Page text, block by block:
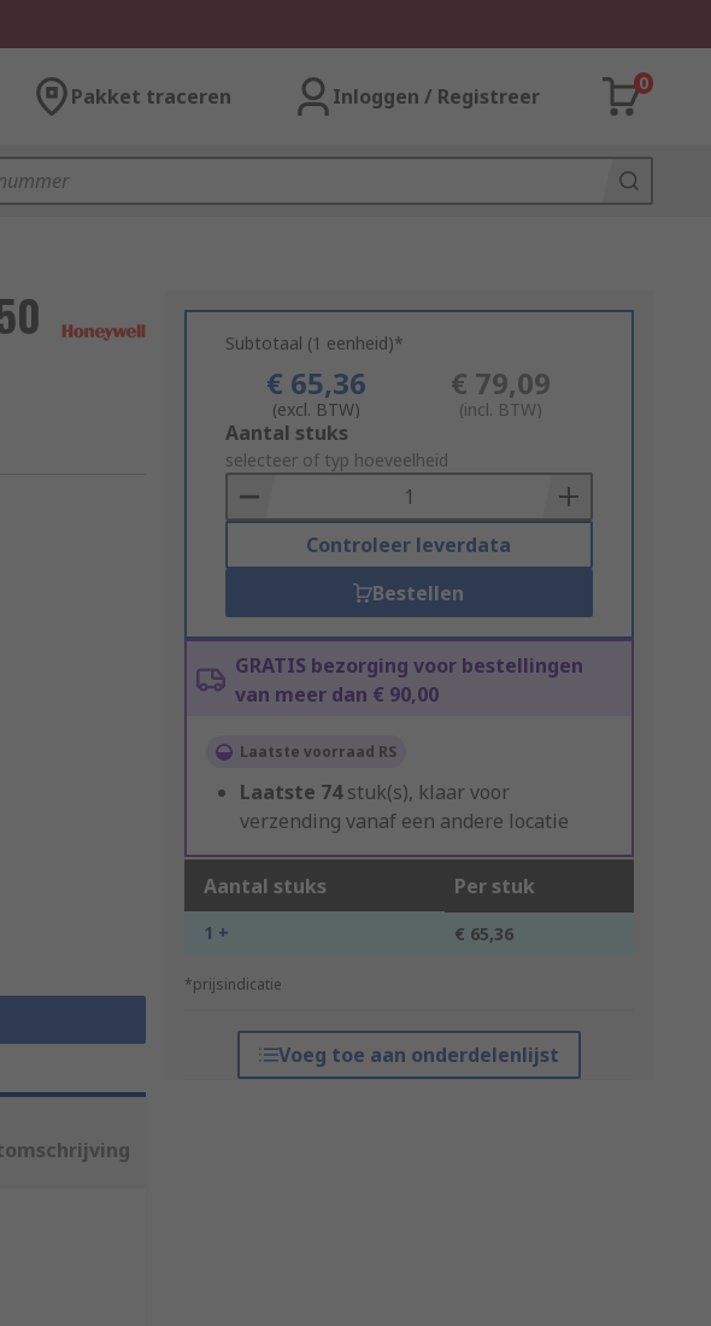
Pakket traceren Inloggen / Registreer
0
Subtotaal (1 eenheid)*
€ 65,36
(excl. BTW)
€ 79,09
(incl. BTW)
Add
to
Basket
Aantal stuks
selecteer of typ hoeveelheid
Controleer leverdata
Bestellen
GRATIS bezorging voor bestellingen
van meer dan € 90,00
Laatste voorraad RS
Laatste 74stuk(s), klaar voor
verzending vanaf een andere locatie
Aantal stuks Per stuk
1 + € 65,36
*prijsindicatie
Voeg toe aan onderdelenlijst